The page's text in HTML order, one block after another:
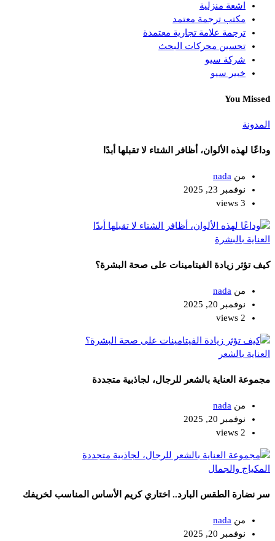
اشعة منزلية
مكتب ترجمة معتمد
ترجمة علامة تجارية معتمدة
تحسين محركات البحث
شركة سيو
خبير سيو
You Missed
المدونة
وداعًا لهذه الألوان، أظافر الشتاء لا تقبلها أبدًا
من nada
نوفمبر 23, 2025
3 views
العناية بالبشرة
كيف تؤثر زيادة الفيتامينات على صحة البشرة؟
من nada
نوفمبر 20, 2025
2 views
العناية بالشعر
مجموعة العناية بالشعر للرجال، لجاذبية متجددة
من nada
نوفمبر 20, 2025
2 views
المكياج والجمال
سر نضارة الطقس البارد.. اختاري كريم الأساس المناسب لخريفك
من nada
نوفمبر 20, 2025